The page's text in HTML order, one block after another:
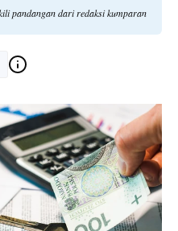
pandangan dari redaksi kumparan